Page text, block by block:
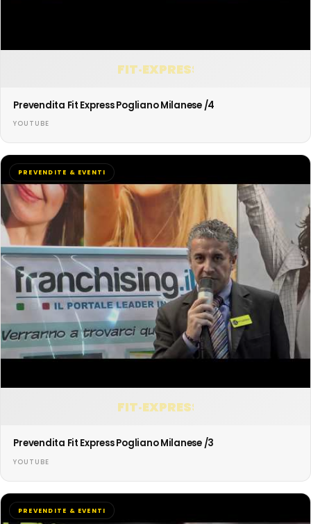
FIT·EXPRESS
Prevendita Fit Express Pogliano Milanese /4
YOUTUBE
FIT·EXPRESS
PREVENDITE & EVENTI
Prevendita Fit Express Pogliano Milanese /3
YOUTUBE
PREVENDITE & EVENTI